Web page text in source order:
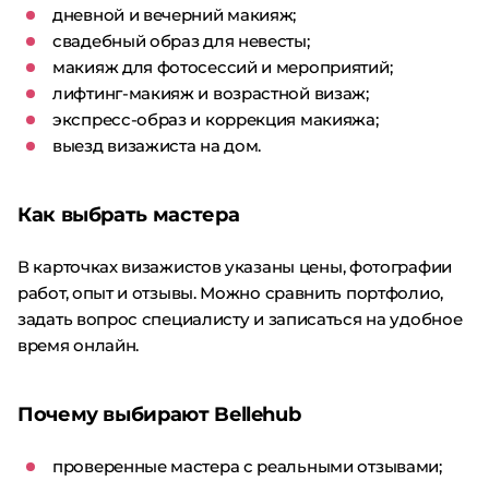
дневной и вечерний макияж;
свадебный образ для невесты;
макияж для фотосессий и мероприятий;
лифтинг-макияж и возрастной визаж;
экспресс-образ и коррекция макияжа;
выезд визажиста на дом.
Как выбрать мастера
В карточках визажистов указаны цены, фотографии
работ, опыт и отзывы. Можно сравнить портфолио,
задать вопрос специалисту и записаться на удобное
время онлайн.
Почему выбирают Bellehub
проверенные мастера с реальными отзывами;